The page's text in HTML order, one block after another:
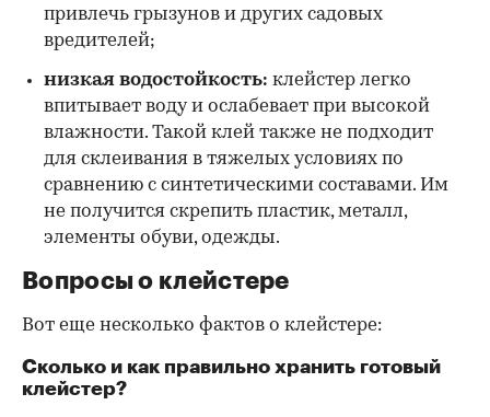
привлечь грызунов и других садовых
вредителей;
низкая водостойкость: клейстер легко
впитывает воду и ослабевает при высокой
влажности. Такой клей также не подходит
для склеивания в тяжелых условиях по
сравнению с синтетическими составами. Им
не получится скрепить пластик, металл,
элементы обуви, одежды.
Вопросы о клейстере
Вот еще несколько фактов о клейстере:
Сколько и как правильно хранить готовый
клейстер?